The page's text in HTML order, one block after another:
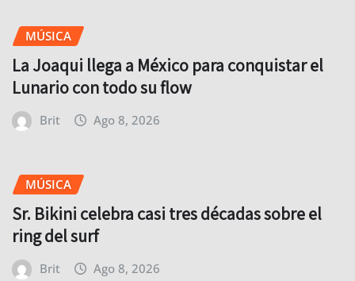
MÚSICA
La Joaqui llega a México para conquistar el
Lunario con todo su flow
Brit Ago 8, 2026
MÚSICA
Sr. Bikini celebra casi tres décadas sobre el
ring del surf
Brit Ago 8, 2026